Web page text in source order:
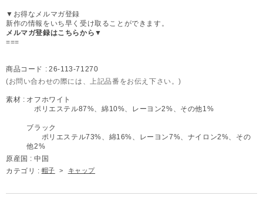
▼お得なメルマガ登録
新作の情報をいち早く受け取ることができます。
メルマガ登録はこちらから▼
===
商品コード : 26-113-71270
(お問い合わせの際には、上記品番をお伝え下さい。)
素材 : オフホワイト
ポリエステル87%、綿10%、レーヨン2%、その他1%
ブラック
ポリエステル73%、綿16%、レーヨン7%、ナイロン2%、その
他2%
原産国 : 中国
カテゴリ : 帽子 > キャップ